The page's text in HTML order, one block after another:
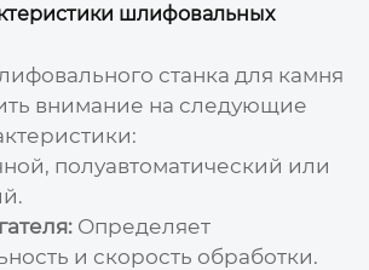
шлифовальных
станка для камня
внимание на следующие
полуавтоматический или
Определяет
и скорость обработки.